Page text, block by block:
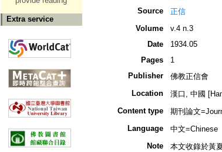
Extra service
Source
正信
Volume
v.4 n.3
Date
1934.05
Pages
1
Publisher
佛教正信會
Location
漢口, 中國
Content type
期刊論文
Language
中文=Chinese
Note
本文收錄於黃